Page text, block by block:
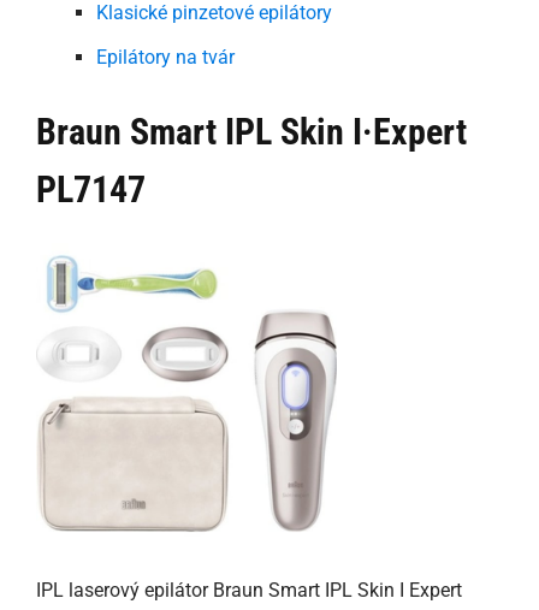
Klasické pinzetové epilátory
Epilátory na tvár
Braun Smart IPL Skin I·Expert
PL7147
IPL laserový epilátor Braun Smart IPL Skin I Expert